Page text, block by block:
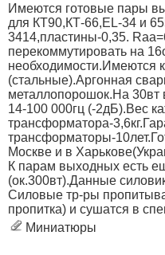
Имеются готовые пары
для КТ90,КТ-66,EL-34 и
3414,пластины-0,35.
перекоммутировать на
необходимости.Имеются
(стальные).Аргонная
металлопорошок.На
14-100 000гц (-2дБ).Вес
трансформатора-
трансформаторы-
Москве и в
К парам выходных есть
(ок.300вт).Данные
Силовые тр-ры
пропитка) и сушатся в
Миниатюры